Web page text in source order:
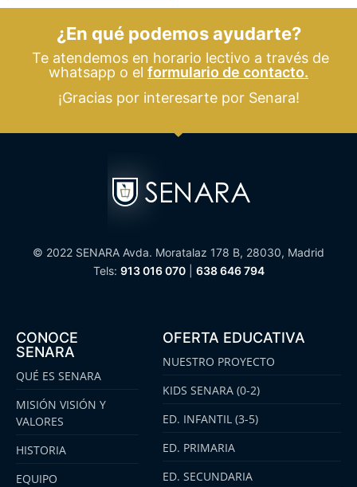
¿En qué podemos ayudarte?
Te atendemos en horario lectivo a través de
whatsapp o el formulario de contacto.
¡Gracias por interesarte por Senara!
© 2022 SENARA Avda. Moratalaz 178 B, 28030, Madrid
Tels: 913 016 070| 638 646 794
CONOCE
SENARA
QUÉ ES SENARA
MISIÓN VISIÓN Y
VALORES
HISTORIA
EQUIPO
OFERTA EDUCATIVA
NUESTRO PROYECTO
KIDS SENARA (0-2)
ED. INFANTIL (3-5)
ED. PRIMARIA
ED. SECUNDARIA